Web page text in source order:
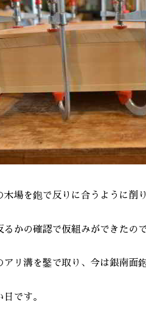
木場を鉋で反りに合うように削
るかの確認で仮組みができたの
リ溝を鑿で取り、今は銀南面
です。